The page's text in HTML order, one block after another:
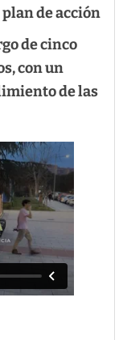
de acción
de cinco
con un
de las